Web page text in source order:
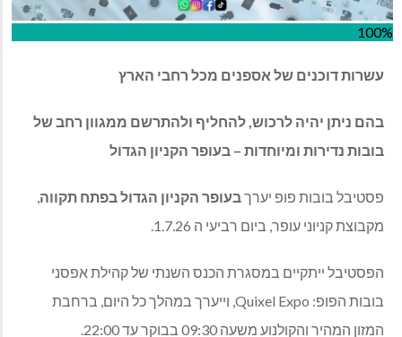
100%
עשרות דוכנים של אספנים מכל רחבי הארץ
בהם ניתן יהיה לרכוש, להחליף ולהתרשם ממגוון רחב של
בובות נדירות ומיוחדות – בעופר הקניון הגדול
פסטיבל בובות פופ יערךבעופר הקניון הגדול בפתח תקווה,
מקבוצת קניוני עופר, ביום רביעי ה 1.7.26.
הפסטיבל ייתקיים במסגרת הכנס השנתי של קהילת אפסני
בובות הפופ: Quixel Expo, וייערך במהלך כל היום, ברחבת
המזון המהיר והקולנוע משעה 09:30 בבוקר עד 22:00.